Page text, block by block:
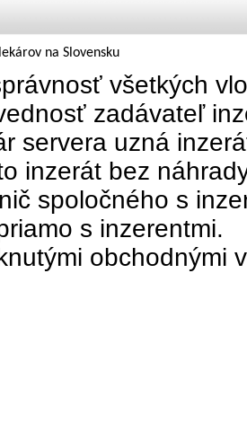
na Slovensku
všetkých
zadávateľ
servera uzná
inzerát bez
spoločného s
s inzerentmi.
obchodnými